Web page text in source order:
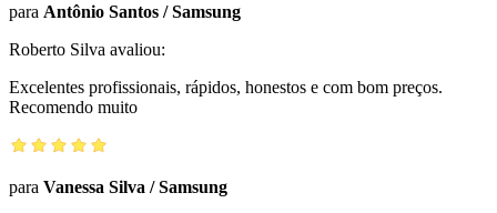
para Antônio Santos /Samsung
Roberto Silva avaliou:
Excelentes profissionais, rápidos, honestos e com bom preços.
Recomendo muito
para Vanessa Silva /Samsung